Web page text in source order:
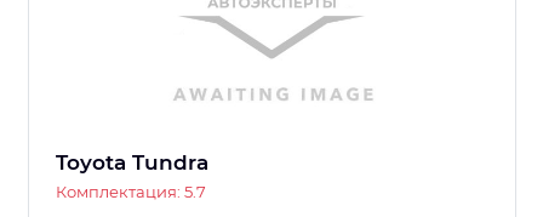
Toyota Tundra
Комплектация: 5.7